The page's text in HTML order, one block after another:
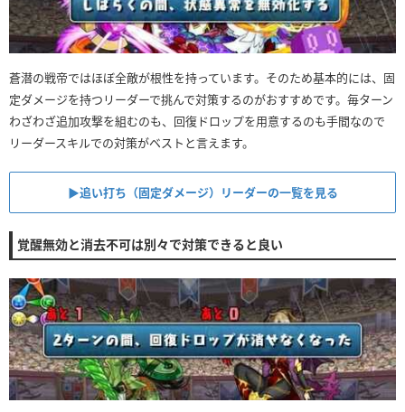
蒼潜の戦帝ではほぼ全敵が根性を持っています。そのため基本的には、固
定ダメージを持つリーダーで挑んで対策するのがおすすめです。毎ターン
わざわざ追加攻撃を組むのも、回復ドロップを用意するのも手間なので
リーダースキルでの対策がベストと言えます。
▶︎追い打ち（固定ダメージ）リーダーの一覧を見る
覚醒無効と消去不可は別々で対策できると良い